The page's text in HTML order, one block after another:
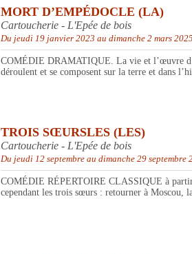
MORT D’EMPÉDOCLE (LA)
Cartoucherie - L'Epée de bois
Du jeudi 19 janvier 2023 au dimanche 2 mars 2025
COMÉDIE DRAMATIQUE. La vie et l’œuvre
déroulent et se composent sur la terre et dans
TROIS SŒURSLES (LES)
Cartoucherie - L'Epée de bois
Du jeudi 12 septembre au dimanche 29 septembre
COMÉDIE RÉPERTOIRE CLASSIQUE à
cependant les trois sœurs : retourner à Moscou,